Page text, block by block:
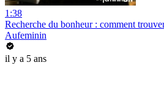
1:38
Recherche du bonheur : comment
Aufeminin
il y a 5 ans